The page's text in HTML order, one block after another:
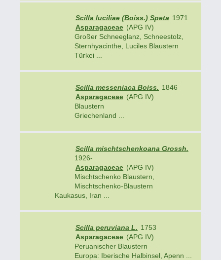
Scilla luciliae (Boiss.) Speta 1971
Asparagaceae (APG IV)
Großer Schneeglanz, Schneestolz,
Sternhyacinthe, Luciles Blaustern
Türkei ...
Scilla messeniaca Boiss. 1846
Asparagaceae (APG IV)
Blaustern
Griechenland ...
Scilla mischtschenkoana Grossh.
1926-
Asparagaceae (APG IV)
Mischtschenko Blaustern,
Mischtschenko-Blaustern
Kaukasus, Iran ...
Scilla peruviana L. 1753
Asparagaceae (APG IV)
Peruanischer Blaustern
Europa: Iberische Halbinsel, Apenn ...